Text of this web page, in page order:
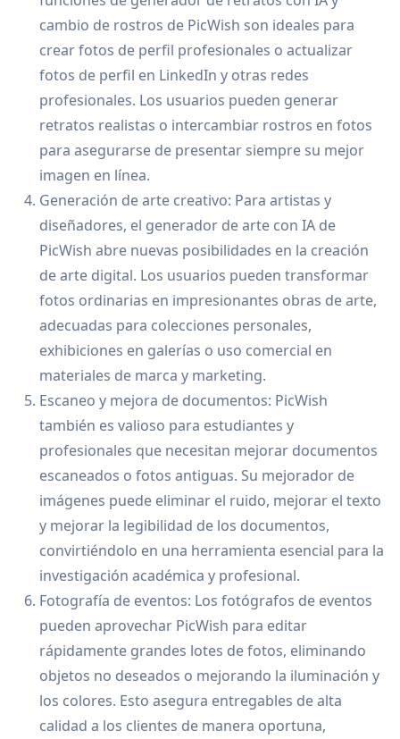
cambio de rostros de PicWish son ideales para
crear fotos de perfil profesionales o actualizar
fotos de perfil en LinkedIn y otras redes
profesionales. Los usuarios pueden generar
retratos realistas o intercambiar rostros en fotos
para asegurarse de presentar siempre su mejor
imagen en línea.
Generación de arte creativo: Para artistas y
diseñadores, el generador de arte con IA de
PicWish abre nuevas posibilidades en la creación
de arte digital. Los usuarios pueden transformar
fotos ordinarias en impresionantes obras de arte,
adecuadas para colecciones personales,
exhibiciones en galerías o uso comercial en
materiales de marca y marketing.
Escaneo y mejora de documentos: PicWish
también es valioso para estudiantes y
profesionales que necesitan mejorar documentos
escaneados o fotos antiguas. Su mejorador de
imágenes puede eliminar el ruido, mejorar el texto
y mejorar la legibilidad de los documentos,
convirtiéndolo en una herramienta esencial para la
investigación académica y profesional.
Fotografía de eventos: Los fotógrafos de eventos
pueden aprovechar PicWish para editar
rápidamente grandes lotes de fotos, eliminando
objetos no deseados o mejorando la iluminación y
los colores. Esto asegura entregables de alta
calidad a los clientes de manera oportuna,